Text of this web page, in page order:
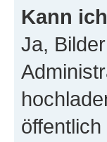
Kann
Ja,